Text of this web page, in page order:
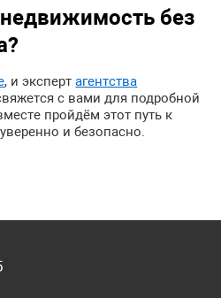
без
, и экспертагентства
с вами для подробной
пройдём этот путь к
и безопасно.